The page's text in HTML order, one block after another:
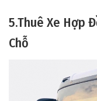
5.Thuê Xe Hợp
Chỗ